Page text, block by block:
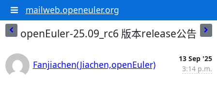
mailweb.openeuler.org
openEuler-25.09_rc6 版本release公告
Fanjiachen(Jiachen,openEuler)
13 Sep '25
3:14 p.m.